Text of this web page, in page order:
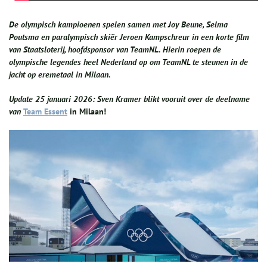
De olympisch kampioenen spelen samen met Joy Beune, Selma
Poutsma en paralympisch skiër Jeroen Kampschreur in een korte film
van Staatsloterij, hoofdsponsor van TeamNL. Hierin roepen de
olympische legendes heel Nederland op om TeamNL te steunen in de
jacht op eremetaal in Milaan.
Update 25 januari 2026: Sven Kramer blikt vooruit over de deelname
van Team Essent in Milaan!